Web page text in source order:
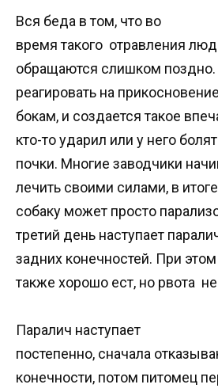
Вся беда в том, что во
время такого отравления
обращаются слишком
реагировать на
бокам, и создается такое
кто-то ударил или у него болят
почки. Многие заводчики
лечить своими силами, в
собаку может просто
третий день наступает
задних конечностей. При
также хорошо ест, но рвота
Паралич наступает
постепенно, сначала
конечности, потом питомец